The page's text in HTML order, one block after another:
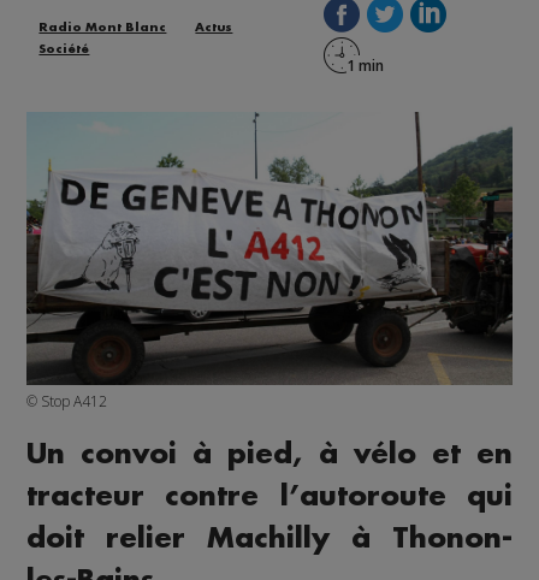
Radio Mont Blanc
Actus
Société
© Stop A412
Un convoi à pied, à vélo et en
tracteur contre l’autoroute qui
doit relier Machilly à Thonon-